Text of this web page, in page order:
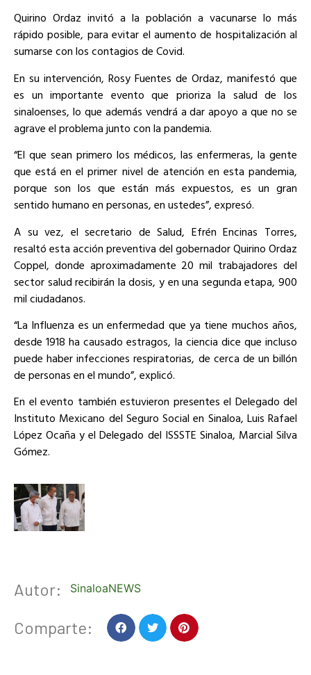
Quirino Ordaz invitó a la población a vacunarse lo más
rápido posible, para evitar el aumento de hospitalización al
sumarse con los contagios de Covid.
En su intervención, Rosy Fuentes de Ordaz, manifestó que
es un importante evento que prioriza la salud de los
sinaloenses, lo que además vendrá a dar apoyo a que no se
agrave el problema junto con la pandemia.
“El que sean primero los médicos, las enfermeras, la gente
que está en el primer nivel de atención en esta pandemia,
porque son los que están más expuestos, es un gran
sentido humano en personas, en ustedes”, expresó.
A su vez, el secretario de Salud, Efrén Encinas Torres,
resaltó esta acción preventiva del gobernador Quirino Ordaz
Coppel, donde aproximadamente 20 mil trabajadores del
sector salud recibirán la dosis, y en una segunda etapa, 900
mil ciudadanos.
“La Influenza es un enfermedad que ya tiene muchos años,
desde 1918 ha causado estragos, la ciencia dice que incluso
puede haber infecciones respiratorias, de cerca de un billón
de personas en el mundo”, explicó.
En el evento también estuvieron presentes el Delegado del
Instituto Mexicano del Seguro Social en Sinaloa, Luis Rafael
López Ocaña y el Delegado del ISSSTE Sinaloa, Marcial Silva
Gómez.
Autor: SinaloaNEWS
Comparte: